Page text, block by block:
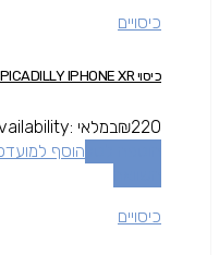
כיסויים
כיסוי GEAR4 D3O PICADILLY IPHONE XR
₪220
במלאי
הוסף
כיסויים